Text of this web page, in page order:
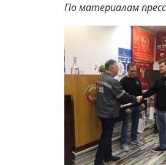
По материалам